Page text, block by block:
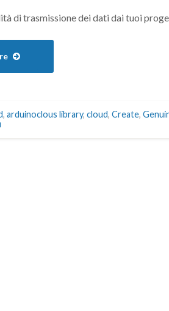
di trasmissione dei dati dai tuoi
, arduinoclous library, cloud, Create,